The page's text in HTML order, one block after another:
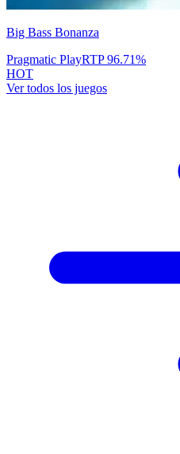
Big Bass Bonanza
Pragmatic PlayRTP96.71%
HOT
Ver todos los juegos